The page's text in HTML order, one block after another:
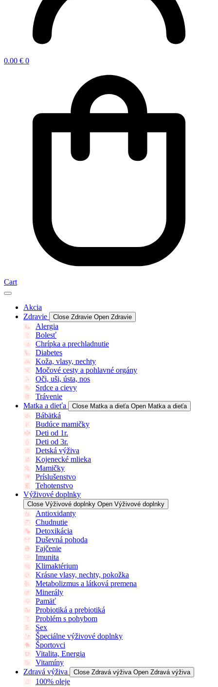
0.00 € 0
Cart
Akcia
Zdravie
Close Zdravie Open Zdravie
Alergia
Bolesť
Chrípka a prechladnutie
Diabetes
Koža, vlasy, nechty
Močové cesty a pohlavné orgány
Oči, uši, ústa, nos
Srdce a cievy
Trávenie
Matka a dieťa
Close Matka a dieťa Open Matka a dieťa
Bábätká
Budúce mamičky
Deti od 1r.
Deti od 3r.
Detská výživa
Kojenecké mlieka
Mamičky
Príslušenstvo
Tehotenstvo
Výživové doplnky
Close Výživové doplnky Open Výživové doplnky
Antioxidanty
Chudnutie
Detoxikácia
Duševná pohoda
Fajčenie
Imunita
Klimaktérium
Krásne vlasy, nechty, pokožka
Metabolizmus a látková premena
Minerály
Pamäť
Probiotiká a prebiotiká
Problém s pohybom
Sex
Špeciálne výživové doplnky
Športovci
Vitalita, Energia
Vitamíny
Zdravá výživa
Close Zdravá výživa Open Zdravá výživa
100% oleje